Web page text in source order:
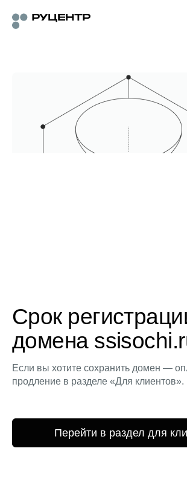
Срок
домена
Если вы хотите сохранить домен —
продление в разделе «Для клиентов».
Перейти в раздел для